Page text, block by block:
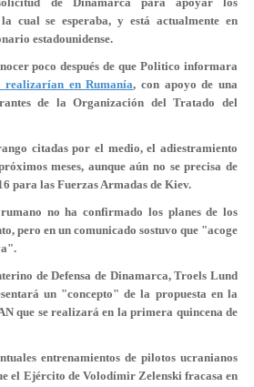
cual se esperaba, y está actualmente en
estadounidense.
poco después de que Politico informara
realizarían en Rumanía, con apoyo de una
de la Organización del Tratado del
citadas por el medio, el adiestramiento
meses, aunque aún no se precisa de
para las Fuerzas Armadas de Kiev.
no ha confirmado los planes de los
pero en un comunicado sostuvo que "acoge
de Defensa de Dinamarca, Troels Lund
un "concepto" de la propuesta en la
que se realizará en la primera quincena de
entrenamientos de pilotos ucranianos
el Ejército de Volodímir Zelenski fracasa en